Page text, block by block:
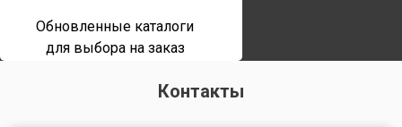
Обновленные каталоги
для выбора на заказ
Контакты